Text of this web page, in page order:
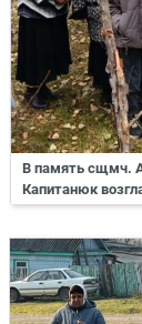
В память сщмч.
Капитанюк